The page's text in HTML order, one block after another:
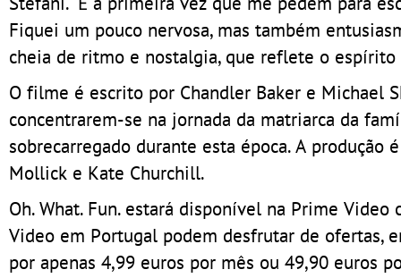
Fiquei um pouco nervosa, mas também
cheia de ritmo e nostalgia, que reflete o espírito
O filme é escrito por Chandler Baker e Michael
concentrarem-se na jornada da matriarca da
sobrecarregado durante esta época. A produção
Mollick e Kate Churchill.
Oh. What. Fun. estará disponível na Prime
Video em Portugal podem desfrutar de ofertas,
por apenas 4,99 euros por mês ou 49,90 euros